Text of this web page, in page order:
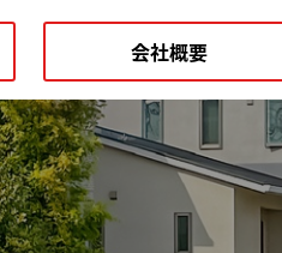
会社概要